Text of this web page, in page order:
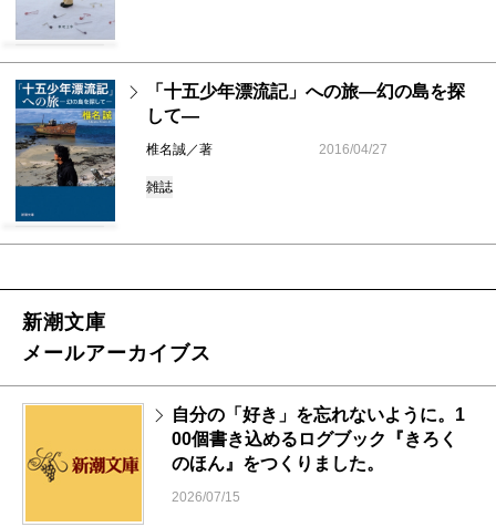
「十五少年漂流記」への旅―幻の島を探
して―
椎名誠／著 2016/04/27
雑誌
新潮文庫
メールアーカイブス
自分の「好き」を忘れないように。1
00個書き込めるログブック『きろく
のほん』をつくりました。
2026/07/15